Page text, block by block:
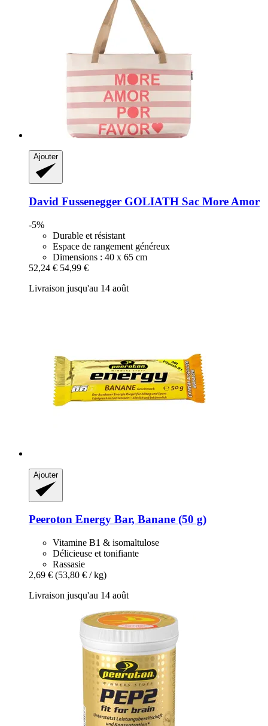
Ajouter
David Fussenegger GOLIATH Sac More Amor
-5%
Durable et résistant
Espace de rangement généreux
Dimensions : 40 x 65 cm
52,24 € 54,99 €
Livraison jusqu'au 14 août
Ajouter
Peeroton Energy Bar, Banane (50 g)
Vitamine B1 & isomaltulose
Délicieuse et tonifiante
Rassasie
2,69 € (53,80 € / kg)
Livraison jusqu'au 14 août